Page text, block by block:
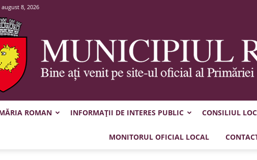
8, 2026
Municipiul
ROMAN INFORMAȚII DE INTERES PUBLIC CONSILIUL
MONITORUL OFICIAL LOCAL